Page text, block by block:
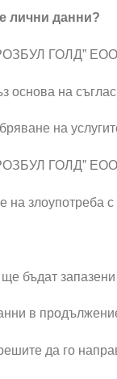
лични данни?
ГОЛД”
на
на
ГОЛД”
злоупотреба
бъдат
в
да го